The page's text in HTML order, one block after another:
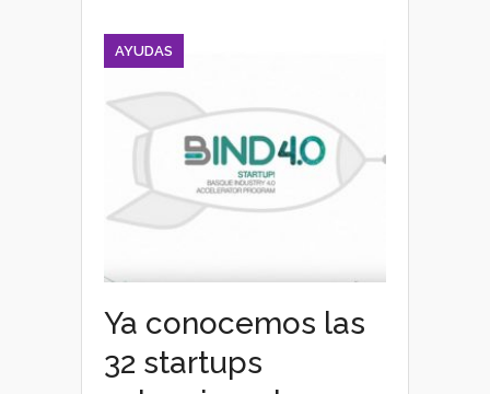
AYUDAS
Ya conocemos las
32 startups